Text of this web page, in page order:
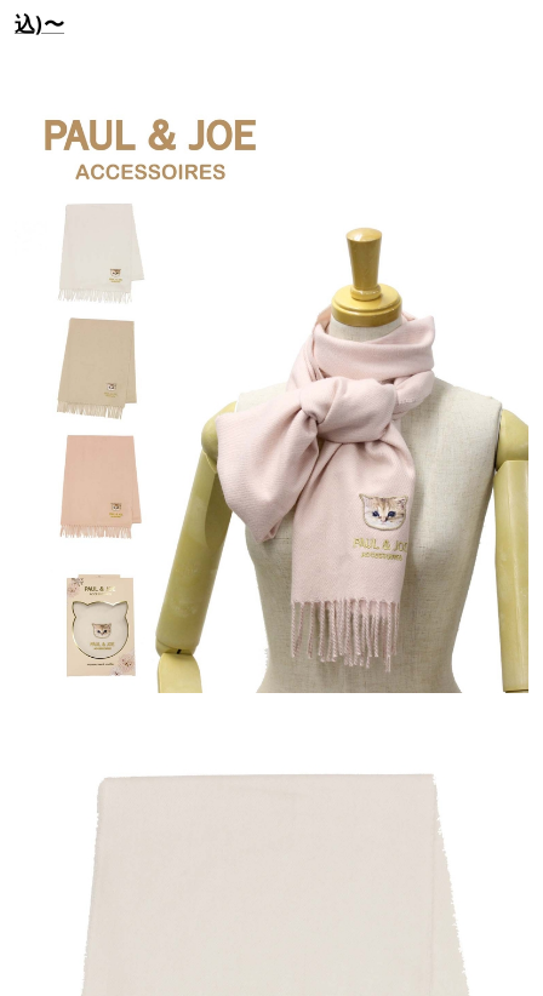
込)〜